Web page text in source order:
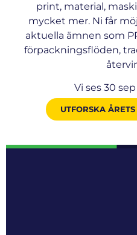
print, material,
mycket mer. Ni får
aktuella ämnen som
förpackningsflöden,
Vi ses 30
UTFORSKA